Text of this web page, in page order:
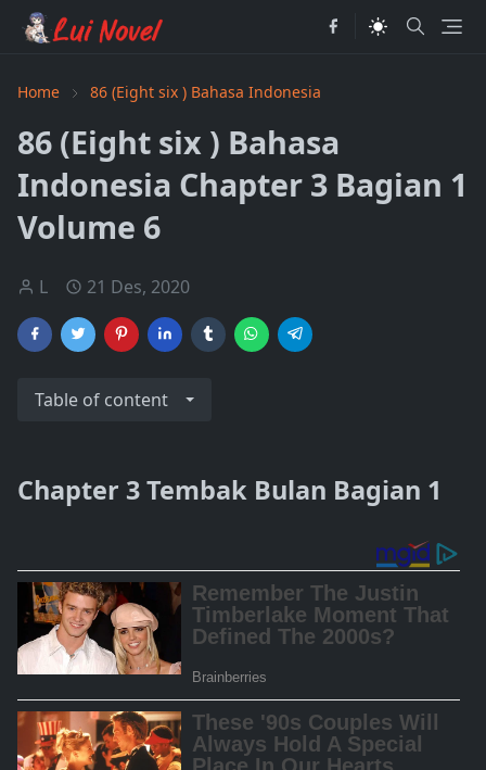
Home 86 (Eight six ) Bahasa Indonesia
86 (Eight six ) Bahasa
Indonesia Chapter 3 Bagian 1
Volume 6
L 21 Des, 2020
Table of content
Chapter 3 Tembak Bulan Bagian 1